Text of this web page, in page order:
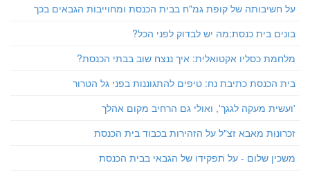
על חשיבותה של קופת גמ"ח בבית הכנסת ומחוייבות הגבאים בכך
בונים בית כנסת:מה יש לבדוק לפני הכל?
מלחמת כסליו אקטואלית: איך ננצח שוב בבתי הכנסת?
בית הכנסת כתיבת נח: טיפים להתגוננות בפני גל הטרור
'ועשית מעקה לגגך', ואולי גם הרחיב מקום אהלך
זכרונות מאבא זצ"ל על הזהירות בכבוד בית הכנסת
משכין שלום - על תפקידו של הגבאי בבית הכנסת